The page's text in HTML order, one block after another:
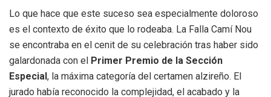
Lo que hace que este suceso sea especialmente doloroso
es el contexto de éxito que lo rodeaba. La Falla Camí Nou
se encontraba en el cenit de su celebración tras haber sido
galardonada con el
Primer Premio de la Sección
Especial , la máxima categoría del certamen alzireño. El
jurado había reconocido la complejidad, el acabado y la